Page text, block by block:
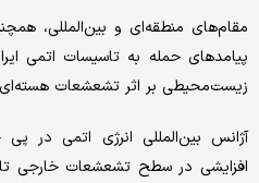
مقام‌های منطقه‌ای و بین‌المللی،
پیامدهای حمله به تاسیسات اتمی
زیست‌محیطی بر اثر تشعشعات هسته‌ای
آژانس بین‌المللی انرژی اتمی در پی
افزایشی در سطح تشعشعات خارجی